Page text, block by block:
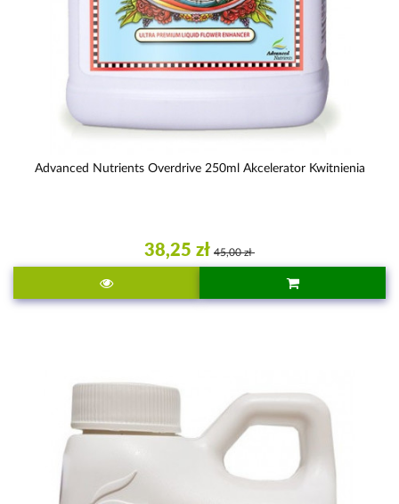
Advanced Nutrients Overdrive 250ml Akcelerator Kwitnienia
38,25 zł 45,00 zł